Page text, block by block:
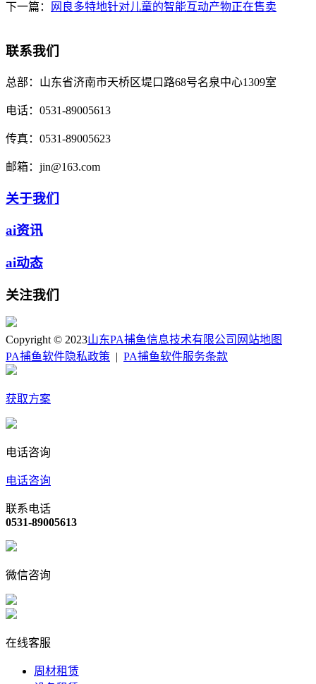
下一篇：
网良多特地针对儿童的智能互动产物正在售卖
联系我们
总部： 山东省济南市天桥区堤口路68号名泉中心1309室
电话： 0531-89005613
传真： 0531-89005623
邮箱： jin@163.com
关于我们
ai资讯
ai动态
关注我们
Copyright © 2023山东PA捕鱼信息技术有限公司 网站地图
PA捕鱼软件隐私政策
PA捕鱼软件服务条款
获取方案
电话咨询
电话咨询
联系电话
0531-89005613
微信咨询
在线客服
周材租赁